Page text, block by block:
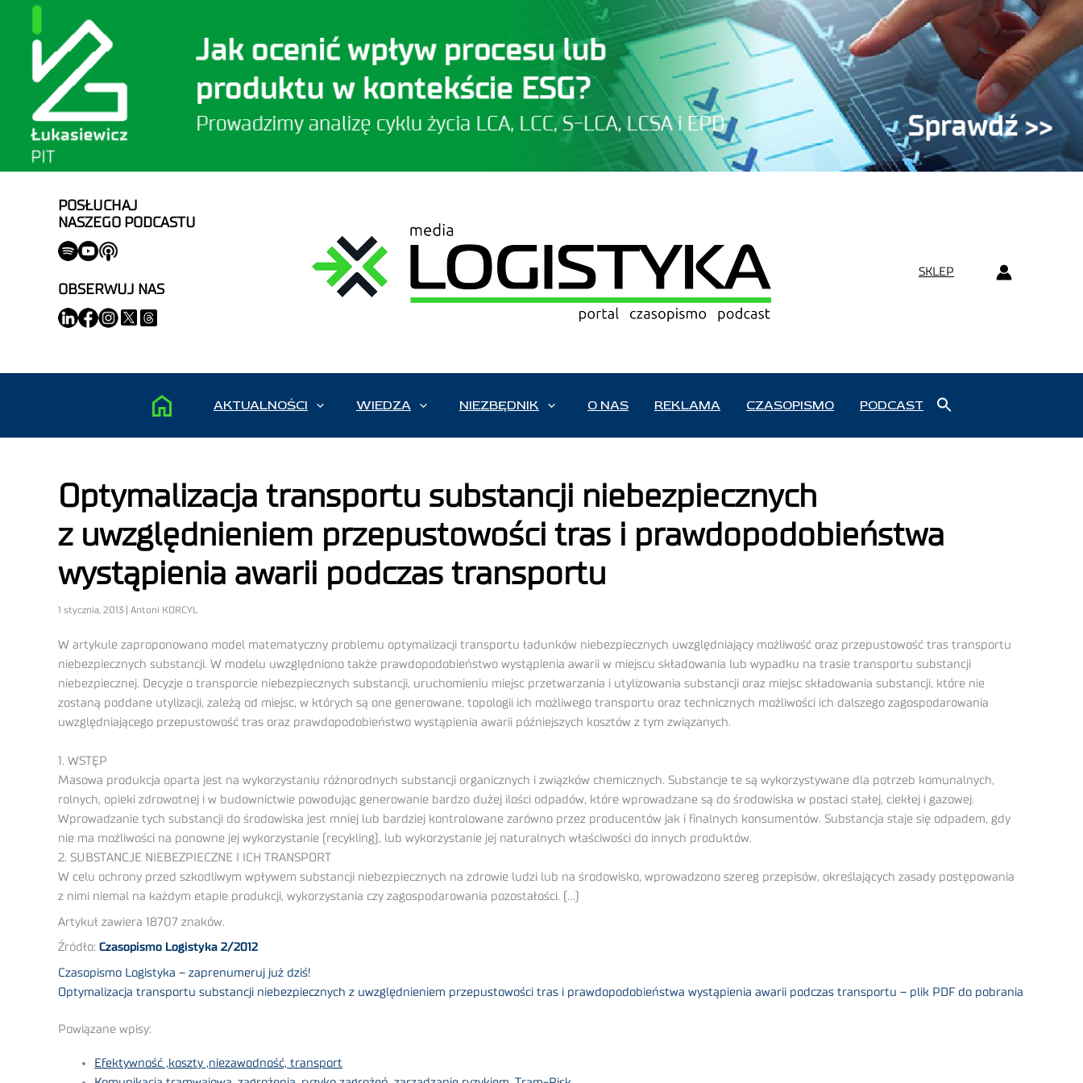
POSŁUCHAJ
NASZEGO PODCASTU
OBSERWUJ NAS
SKLEP
AKTUALNOŚCI WIEDZA NIEZBĘDNIK O NAS REKLAMA CZASOPISMO PODCAST
Optymalizacja transportu substancji niebezpiecznych
z uwzględnieniem przepustowości tras i prawdopodobieństwa
wystąpienia awarii podczas transportu
1 stycznia, 2013 | Antoni KORCYL
W artykule zaproponowano model matematyczny problemu optymalizacji transportu ładunków niebezpiecznych uwzględniający możliwość oraz przepustowość tras transportu
niebezpiecznych substancji. W modelu uwzględniono także prawdopodobieństwo wystąpienia awarii w miejscu składowania lub wypadku na trasie transportu substancji
niebezpiecznej. Decyzje o transporcie niebezpiecznych substancji, uruchomieniu miejsc przetwarzania i utylizowania substancji oraz miejsc składowania substancji, które nie
zostaną poddane utylizacji, zależą od miejsc, w których są one generowane, topologii ich możliwego transportu oraz technicznych możliwości ich dalszego zagospodarowania
uwzględniającego przepustowość tras oraz prawdopodobieństwo wystąpienia awarii późniejszych kosztów z tym związanych.
1. WSTĘP
Masowa produkcja oparta jest na wykorzystaniu różnorodnych substancji organicznych i związków chemicznych. Substancje te są wykorzystywane dla potrzeb komunalnych,
rolnych, opieki zdrowotnej i w budownictwie powodując generowanie bardzo dużej ilości odpadów, które wprowadzane są do środowiska w postaci stałej, ciekłej i gazowej.
Wprowadzanie tych substancji do środowiska jest mniej lub bardziej kontrolowane zarówno przez producentów jak i finalnych konsumentów. Substancja staje się odpadem, gdy
nie ma możliwości na ponowne jej wykorzystanie (recykling), lub wykorzystanie jej naturalnych właściwości do innych produktów.
2. SUBSTANCJE NIEBEZPIECZNE I ICH TRANSPORT
W celu ochrony przed szkodliwym wpływem substancji niebezpiecznych na zdrowie ludzi lub na środowisko, wprowadzono szereg przepisów, określających zasady postępowania
z nimi niemal na każdym etapie produkcji, wykorzystania czy zagospodarowania pozostałości. (…)
Artykuł zawiera 18707 znaków.
Źródło: Czasopismo Logistyka 2/2012
Czasopismo Logistyka – zaprenumeruj już dziś!
Optymalizacja transportu substancji niebezpiecznych z uwzględnieniem przepustowości tras i prawdopodobieństwa wystąpienia awarii podczas transportu – plik PDF do pobrania
Powiązane wpisy:
Efektywność ,koszty ,niezawodność, transport